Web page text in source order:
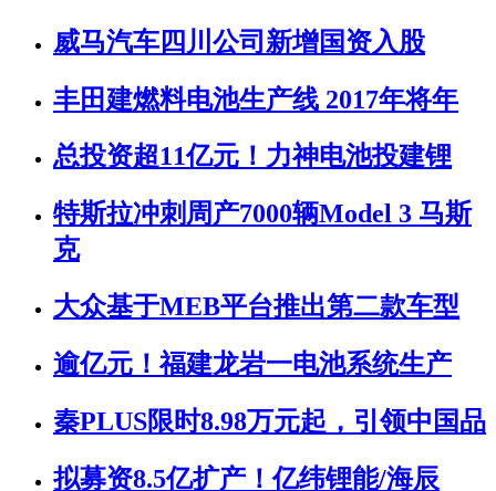
威马汽车四川公司新增国资入股
丰田建燃料电池生产线 2017年将年
总投资超11亿元！力神电池投建锂
特斯拉冲刺周产7000辆Model 3 马斯
克
大众基于MEB平台推出第二款车型
逾亿元！福建龙岩一电池系统生产
秦PLUS限时8.98万元起，引领中国品
拟募资8.5亿扩产！亿纬锂能/海辰